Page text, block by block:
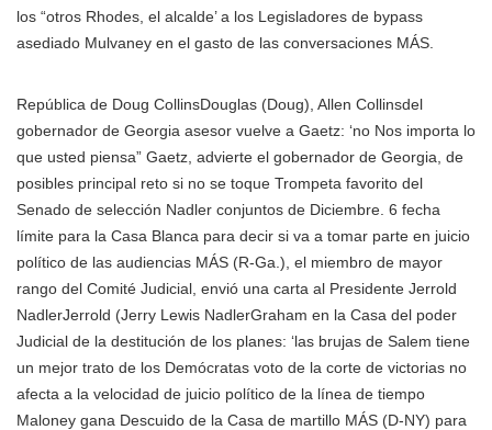
los “otros Rhodes, el alcalde’ a los Legisladores de bypass
asediado Mulvaney en el gasto de las conversaciones MÁS
República de Doug CollinsDouglas (Doug), Allen Collinsdel
gobernador de Georgia asesor vuelve a Gaetz: ‘no Nos importa lo
que usted piensa” Gaetz, advierte el gobernador de Georgia, de
posibles principal reto si no se toque Trompeta favorito del
Senado de selección Nadler conjuntos de Diciembre. 6 fecha
límite para la Casa Blanca para decir si va a tomar parte en juicio
político de las audiencias MÁS (R-Ga.), el miembro de mayor
rango del Comité Judicial, envió una carta al Presidente Jerrold
NadlerJerrold (Jerry Lewis NadlerGraham en la Casa del poder
Judicial de la destitución de los planes: ‘las brujas de Salem tiene
un mejor trato de los Demócratas voto de la corte de victorias no
afecta a la velocidad de juicio político de la línea de tiempo
Maloney gana Descuido de la Casa de martillo MÁS (D-NY) para